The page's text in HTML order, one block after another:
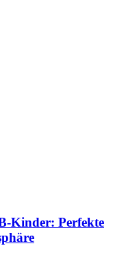
Kinder: Perfekte